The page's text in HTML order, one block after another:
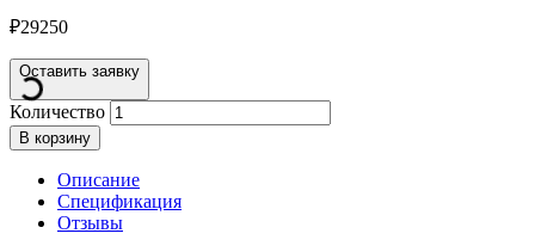
₽29250
Оставить заявку
Количество
В корзину
Описание
Спецификация
Отзывы